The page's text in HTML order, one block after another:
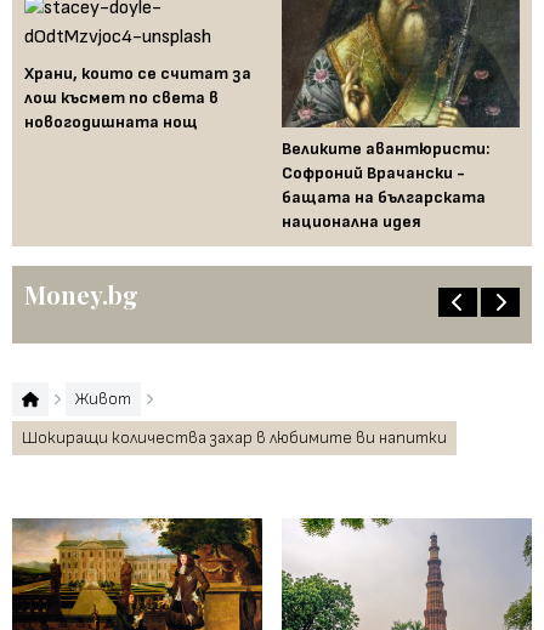
Храни, които се считат за
лош късмет по света в
новогодишната нощ
Великите авантюристи:
Софроний Врачански -
бащата на българската
национална идея
Money.bg
Живот
Шокиращи количества захар в любимите ви напитки